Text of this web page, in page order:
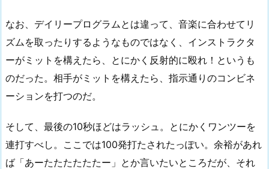
なお、デイリープログラムとは違って、音楽に合わせてリ
ズムを取ったりするようなものではなく、インストラクタ
ーがミットを構えたら、とにかく反射的に殴れ！というも
のだった。相手がミットを構えたら、指示通りのコンビネ
ーションを打つのだ。
そして、最後の10秒ほどはラッシュ。とにかくワンツーを
連打すべし。ここでは100発打たされたっぽい。余裕があれ
ば「あーたたたたたたー」とか言いたいところだが、それ